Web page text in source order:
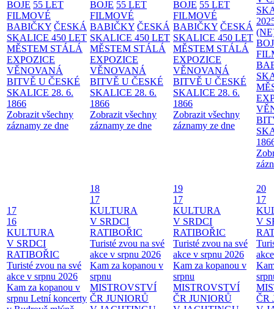
BOJE 55 LET
FILMOVÉ
BABIČKY ČESKÁ
SKALICE 450 LET
MĚSTEM STÁLÁ
EXPOZICE
VĚNOVANÁ
BITVĚ U ČESKÉ
SKALICE 28. 6.
1866
Zobrazit všechny
záznamy ze dne
BOJE 55 LET
FILMOVÉ
BABIČKY ČESKÁ
SKALICE 450 LET
MĚSTEM STÁLÁ
EXPOZICE
VĚNOVANÁ
BITVĚ U ČESKÉ
SKALICE 28. 6.
1866
Zobrazit všechny
záznamy ze dne
BOJE 55 LET
FILMOVÉ
BABIČKY ČESKÁ
SKALICE 450 LET
MĚSTEM STÁLÁ
EXPOZICE
VĚNOVANÁ
BITVĚ U ČESKÉ
SKALICE 28. 6.
1866
Zobrazit všechny
záznamy ze dne
17
16
KULTURA
V SRDCI
RATIBOŘIC
Turisté zvou na své
akce v srpnu 2026
Kam za kopanou v
srpnu Letní koncerty
18
17
KULTURA
V SRDCI
RATIBOŘIC
Turisté zvou na své
akce v srpnu 2026
Kam za kopanou v
srpnu
MISTROVSTVÍ
ČR JUNIORŮ
19
17
KULTURA
V SRDCI
RATIBOŘIC
Turisté zvou na své
akce v srpnu 2026
Kam za kopanou v
srpnu
MISTROVSTVÍ
ČR JUNIORŮ
20
17
V
ČR